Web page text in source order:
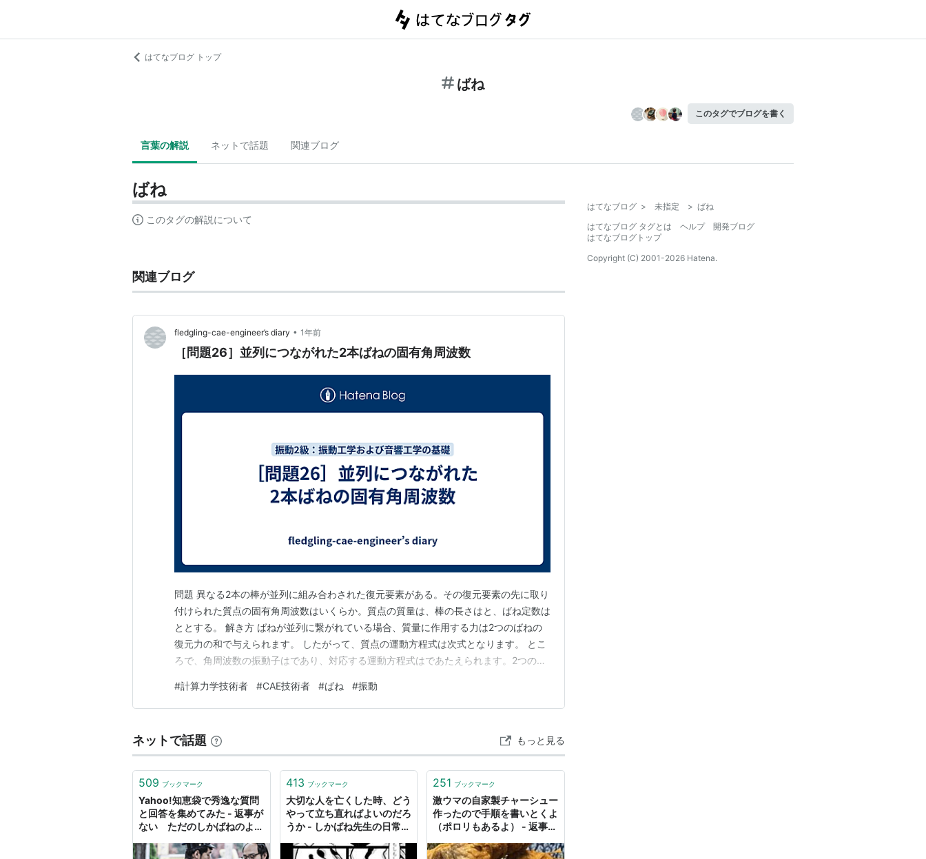
はてなブログ トップ
ばね
このタグでブログを書く
言葉の解説 ネットで話題 関連ブログ
ばね
このタグの解説について
関連ブログ
fledgling-cae-engineer’s diary • 1年前
［問題26］並列につながれた2本ばねの固有角周波数
問題 異なる2本の棒が並列に組み合わされた復元要素がある。その復元要素の先に取り
付けられた質点の固有角周波数はいくらか。質点の質量は、棒の長さはと、ばね定数は
ととする。 解き方 ばねが並列に繋がれている場合、質量に作用する力は2つのばねの
復元力の和で与えられます。 したがって、質点の運動方程式は次式となります。 とこ
ろで、角周波数の振動子はであり、対応する運動方程式はであたえられます。2つの運
#計算力学技術者 #CAE技術者 #ばね #振動
ネットで話題 もっと見る
509 ブックマーク
Yahoo!知恵袋で秀逸な質問
と回答を集めてみた - 返事が
ない ただのしかばねのよう
413 ブックマーク
大切な人を亡くした時、どう
やって立ち直ればよいのだろ
うか - しかばね先生の日常ブ
251 ブックマーク
激ウマの自家製チャーシュー
作ったので手順を書いとくよ
（ポロリもあるよ） - 返事が
だ
はてなブログ > 未指定 > ばね
はてなブログ タグとは
ヘルプ
開発ブログ
はてなブログトップ
Copyright (C) 2001-2026 Hatena.